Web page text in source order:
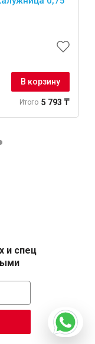
В корзину
Итого 5 793 ₸
и спец